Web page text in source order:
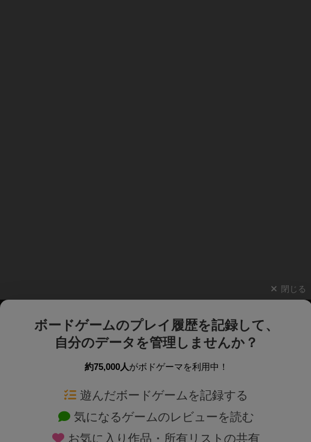
閉じる
ボードゲームのプレイ履歴を記録して、
自分のデータを管理しませんか？
約75,000人がボドゲーマを利用中！
遊んだボードゲームを記録する
気になるゲームのレビューを読む
お気に入り作品・所有リストの共有
ボードゲームを検索する 新作・再入荷情報